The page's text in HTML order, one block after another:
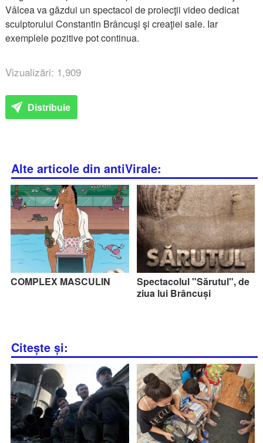
Vâlcea va găzdui un spectacol de proiecţii video dedicat
sculptorului Constantin Brâncuşi şi creaţiei sale. Iar
exemplele pozitive pot continua.
Vizualizări: 1,909
Distribuie
Alte articole din antiVirale:
COMPLEX MASCULIN
Spectacolul "Sărutul", de
ziua lui Brâncuși
Citește și: